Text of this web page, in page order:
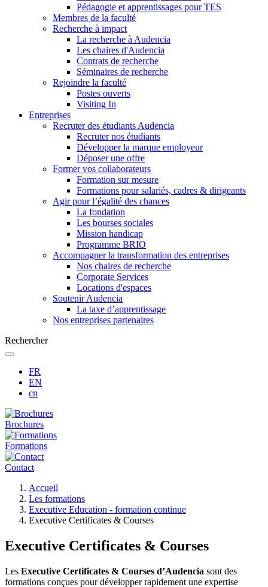
Pédagogie et apprentissages pour TES
Membres de la faculté
Recherche à impact
La recherche à Audencia
Les chaires d'Audencia
Contrats de recherche
Séminaires de recherche
Rejoindre la faculté
Postes ouverts
Visiting In
Entreprises
Recruter des étudiants Audencia
Recruter nos étudiants
Développer la marque employeur
Déposer une offre
Former vos collaborateurs
Formation sur mesure
Formations pour salariés, cadres & dirigeants
Agir pour l’égalité des chances
La fondation
Les bourses sociales
Mission handicap
Programme BRIO
Accompagner la transformation des entreprises
Nos chaires de recherche
Corporate Services
Locations d'espaces
Soutenir Audencia
La taxe d’apprentissage
Nos entreprises partenaires
Rechercher
FR
EN
cn
Brochures
Formations
Contact
d'Ariane
Accueil
Les formations
Executive Education - formation continue
Executive Certificates & Courses
Executive Certificates & Courses
Les Executive Certificates & Courses d’Audencia sont des
formations conçues pour développer rapidement une expertise